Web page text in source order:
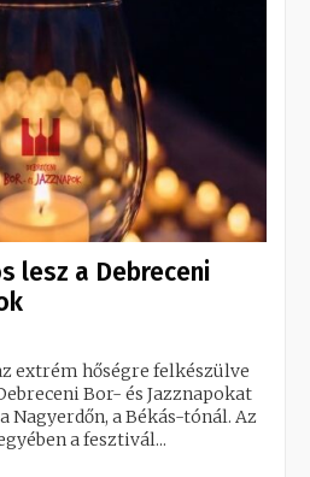
lesz a Debreceni
extrém hőségre felkészülve
Bor- és Jazznapokat
Nagyerdőn, a Békás-tónál. Az
a fesztivál...